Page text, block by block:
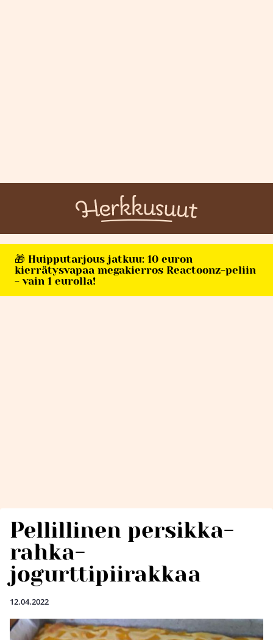
🎁 Huipputarjous jatkuu: 10 euron
kierrätysvapaa megakierros Reactoonz-peliin
- vain 1 eurolla!
Pellillinen persikka-
rahka-
jogurttipiirakkaa
12.04.2022